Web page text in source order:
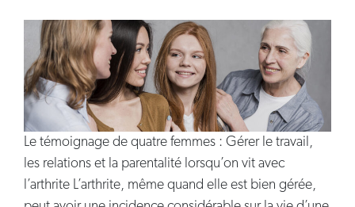
Le témoignage de quatre femmes : Gérer le travail,
les relations et la parentalité lorsqu’on vit avec
l’arthrite L’arthrite, même quand elle est bien gérée,